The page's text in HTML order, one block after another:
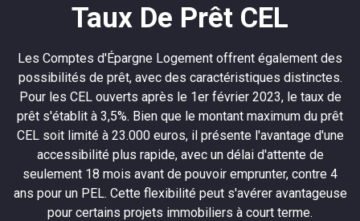
Taux De Prêt CEL
Les Comptes d'Épargne Logement offrent également des
possibilités de prêt, avec des caractéristiques distinctes.
Pour les CEL ouverts après le 1er février 2023, le taux de
prêt s'établit à 3,5%. Bien que le montant maximum du prêt
CEL soit limité à 23.000 euros, il présente l'avantage d'une
accessibilité plus rapide, avec un délai d'attente de
seulement 18 mois avant de pouvoir emprunter, contre 4
ans pour un PEL. Cette flexibilité peut s'avérer avantageuse
pour certains projets immobiliers à court terme.